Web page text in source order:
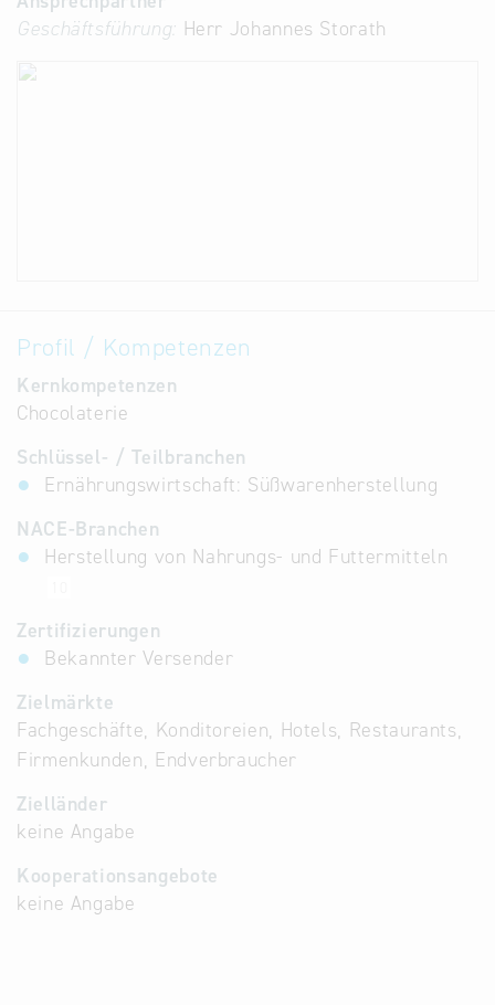
Geschäftsführung: Herr Johannes Storath
Profil / Kompetenzen
Kernkompetenzen
Chocolaterie
Schlüssel- / Teilbranchen
Ernährungswirtschaft: Süßwarenherstellung
NACE-Branchen
Herstellung von Nahrungs- und Futtermitteln
Zertifizierungen
Bekannter Versender
Zielmärkte
Fachgeschäfte, Konditoreien, Hotels, Restaurants,
Firmenkunden, Endverbraucher
Zielländer
keine Angabe
Kooperationsangebote
keine Angabe